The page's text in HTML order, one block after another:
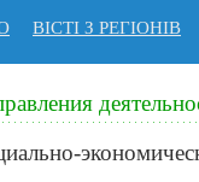
ВІСТІ З РЕГІОНІВ